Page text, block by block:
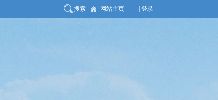
搜索 网站主页 | 登录